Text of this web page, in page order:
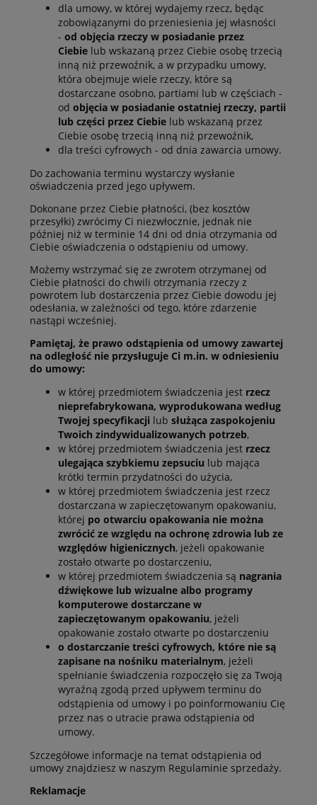
dla umowy, w której wydajemy rzecz, będąc
zobowiązanymi do przeniesienia jej własności
- od objęcia rzeczy w posiadanie przez
Ciebie lub wskazaną przez Ciebie osobę trzecią
inną niż przewoźnik, a w przypadku umowy,
która obejmuje wiele rzeczy, które są
dostarczane osobno, partiami lub w częściach -
od objęcia w posiadanie ostatniej rzeczy, partii
lub części przez Ciebie lub wskazaną przez
Ciebie osobę trzecią inną niż przewoźnik,
dla treści cyfrowych - od dnia zawarcia umowy.
Do zachowania terminu wystarczy wysłanie
oświadczenia przed jego upływem.
Dokonane przez Ciebie płatności, (bez kosztów
przesyłki) zwrócimy Ci niezwłocznie, jednak nie
później niż w terminie 14 dni od dnia otrzymania od
Ciebie oświadczenia o odstąpieniu od umowy.
Możemy wstrzymać się ze zwrotem otrzymanej od
Ciebie płatności do chwili otrzymania rzeczy z
powrotem lub dostarczenia przez Ciebie dowodu jej
odesłania, w zależności od tego, które zdarzenie
nastąpi wcześniej.
Pamiętaj, że prawo odstąpienia od umowy zawartej
na odległość nie przysługuje Ci m.in. w odniesieniu
do umowy:
w której przedmiotem świadczenia jest rzecz
nieprefabrykowana, wyprodukowana według
Twojej specyfikacji lub służąca zaspokojeniu
Twoich zindywidualizowanych potrzeb,
w której przedmiotem świadczenia jest rzecz
ulegająca szybkiemu zepsuciu lub mająca
krótki termin przydatności do użycia,
w której przedmiotem świadczenia jest rzecz
dostarczana w zapieczętowanym opakowaniu,
której po otwarciu opakowania nie można
zwrócić ze względu na ochronę zdrowia lub ze
względów higienicznych, jeżeli opakowanie
zostało otwarte po dostarczeniu,
w której przedmiotem świadczenia są nagrania
dźwiękowe lub wizualne albo programy
komputerowe dostarczane w
zapieczętowanym opakowaniu, jeżeli
opakowanie zostało otwarte po dostarczeniu
o dostarczanie treści cyfrowych, które nie są
zapisane na nośniku materialnym, jeżeli
spełnianie świadczenia rozpoczęło się za Twoją
wyraźną zgodą przed upływem terminu do
odstąpienia od umowy i po poinformowaniu Cię
przez nas o utracie prawa odstąpienia od
umowy.
Szczegółowe informacje na temat odstąpienia od
umowy znajdziesz w naszym Regulaminie sprzedaży.
Reklamacje